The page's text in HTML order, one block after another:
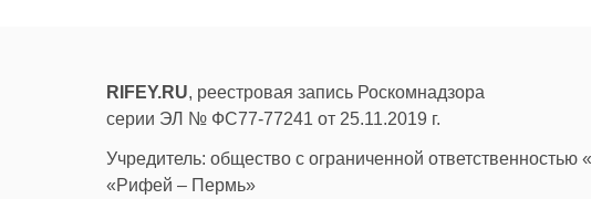
RIFEY.RU, реестровая запись Роскомнадзора
серии ЭЛ № ФС77-77241 от 25.11.2019 г.
Учредитель: общество с ограниченной ответственностью
«Рифей – Пермь»